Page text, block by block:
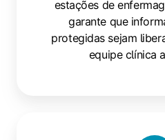
estações de
garante que
protegidas sejam
equipe clínica